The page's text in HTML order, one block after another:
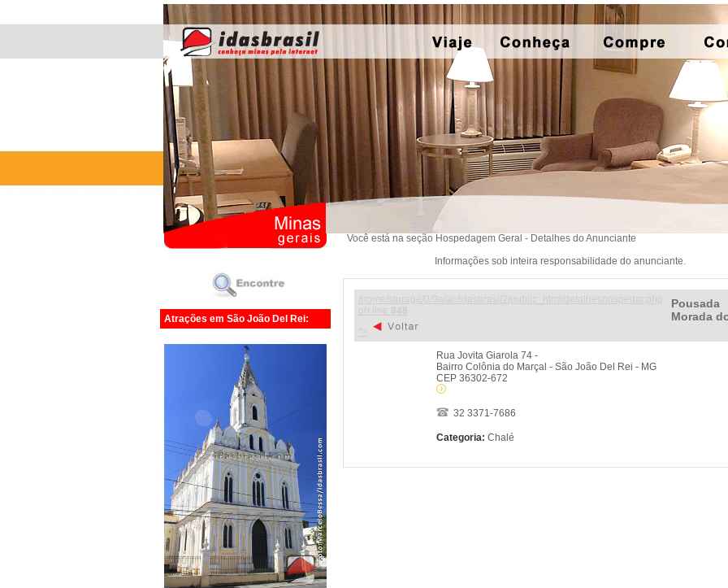
Atrações em São João Del Rei:
Você está na seção Hospedagem Geral - Detalhes do Anunciante
Informações sob inteira responsabilidade do anunciante.
Pousada
Morada
Rua Jovita Giarola 74 -
Bairro Colônia do Marçal - São João Del Rei - MG
CEP 36302-672
32 3371-7686
Categoria: Chalé